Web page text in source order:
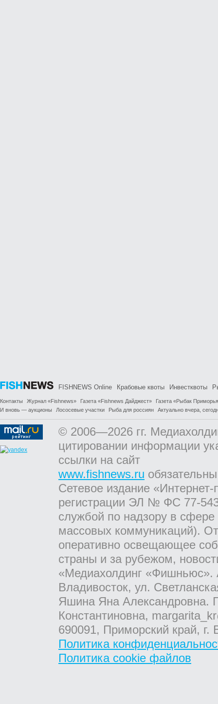
FISHNEWS Online Крабовые квоты Инвестквоты
Контакты Журнал «Fishnews» Газета «Fishnews Дайджест»
Газета «Рыбак
И вновь — аукционы
Лососевые участки Рыба для россиян Актуально вчера,
© 2006—2026 гг.
цитировании информации
ссылки на сайт
www.fishnews.ru
Сетевое издание
регистрации ЭЛ № ФС 77-
службой по надзору в
массовых коммуникаций).
оперативно освещающее
страны и за рубежом,
«Медиахолдинг «Фишньюс».
Владивосток, ул.
Яшина Яна Александровна.
Константиновна,
690091, Приморский край,
Политика
Политика cookie файлов